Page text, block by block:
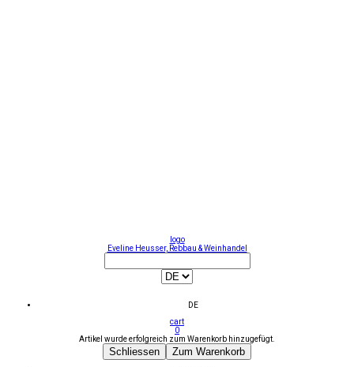
logo
Eveline Heusser, Rebbau & Weinhandel
DE
cart
0
Artikel wurde erfolgreich zum Warenkorb hinzugefügt.
Schliessen Zum Warenkorb